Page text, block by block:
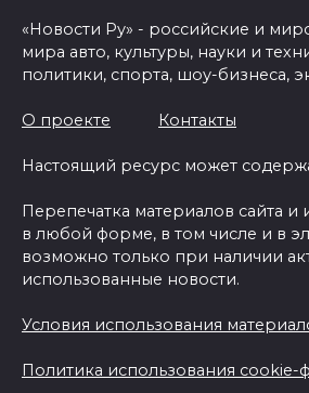
«Новости Ру» - российские и
мира авто, культуры, науки и
политики, спорта, шоу-бизнеса,
О проекте Контакты
Настоящий ресурс может
Перепечатка материалов сайта и
в любой форме, в том числе и в
возможно только при наличии
использованные новости.
Условия использования
Политика использования cookie-